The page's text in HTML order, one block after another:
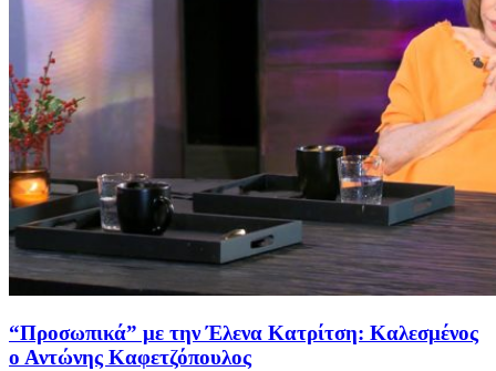
“Προσωπικά” με την Έλενα Κατρίτση: Καλεσμένος
ο Αντώνης Καφετζόπουλος